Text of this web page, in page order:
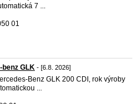
7 ...
01
benz GLK - [6.8. 2026]
Benz GLK 200 CDI, rok výroby
...